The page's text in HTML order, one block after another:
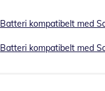
Batteri kompatibelt med
Batteri kompatibelt med